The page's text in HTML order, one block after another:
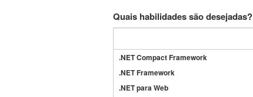
Quais habilidades são desejadas?
.NET Compact Framework
.NET Framework
.NET para Web